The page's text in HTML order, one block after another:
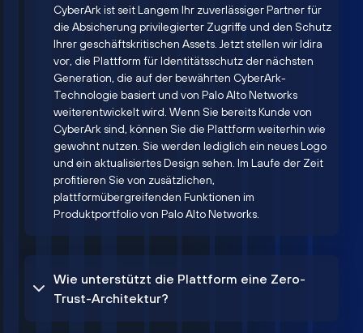
CyberArk ist seit Langem Ihr zuverlässiger Partner für
die Absicherung privilegierter Zugriffe und den Schutz
Ihrer geschäftskritischen Assets. Jetzt stellen wir Idira
vor, die Plattform für Identitätsschutz der nächsten
Generation, die auf der bewährten CyberArk-
Technologie basiert und von Palo Alto Networks
weiterentwickelt wird. Wenn Sie bereits Kunde von
CyberArk sind, können Sie die Plattform weiterhin wie
gewohnt nutzen. Sie werden lediglich ein neues Logo
und ein aktualisiertes Design sehen. Im Laufe der Zeit
profitieren Sie von zusätzlichen,
plattformübergreifenden Funktionen im
Produktportfolio von Palo Alto Networks.
Wie unterstützt die Plattform eine Zero-
Trust-Architektur?